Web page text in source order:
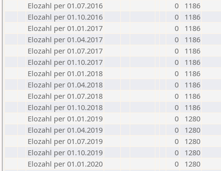
Elozahl per 01.07.2016
0
1186
Elozahl per 01.10.2016
0
1186
Elozahl per 01.01.2017
0
1186
Elozahl per 01.04.2017
0
1186
Elozahl per 01.07.2017
0
1186
Elozahl per 01.10.2017
0
1186
Elozahl per 01.01.2018
0
1186
Elozahl per 01.04.2018
0
1186
Elozahl per 01.07.2018
0
1186
Elozahl per 01.10.2018
0
1186
Elozahl per 01.01.2019
0
1280
Elozahl per 01.04.2019
0
1280
Elozahl per 01.07.2019
0
1280
Elozahl per 01.10.2019
0
1280
Elozahl per 01.01.2020
0
1280